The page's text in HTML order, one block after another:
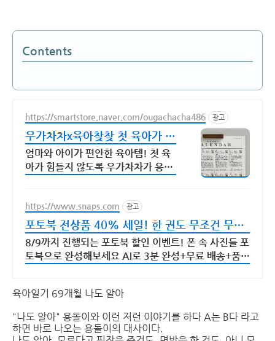
Contents
https://smartstore.naver.com/ougachacha486 광고
우가차차x육아찾찾 첫 육아가 힘
들지 않도록
엄마와 아이가 편안한 육아템! 첫 육
아가 힘들지 않도록 우가차차가 응원
https://www.snaps.com 광고
포토북 전상품 40% 세일! 한 권도 무조건 무료
배송
8/9까지 진행되는 포토북 할인 이벤트! 폰 속 사진들 포
토북으로 완성해보세요 AI로 3분 완성+무료 배송+품질
육아일기 69개월 나도 알아
"나도 알아" 용돌이와 이런 저런 이야기를 하다 A는 B다 라고
하면 바로 나오는 용돌이의 대사이다.